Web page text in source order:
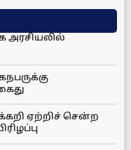
அரசியலில்
ஏற்றிச் சென்ற